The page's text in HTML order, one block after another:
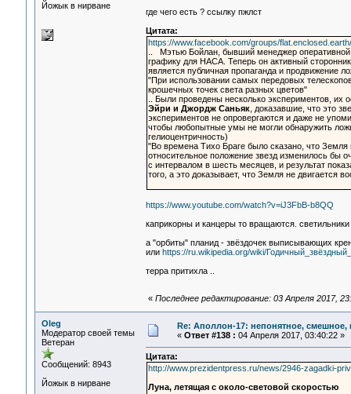
Йожык в нирване
где чего есть ? ссылку пжлст
Цитата:
https://www.facebook.com/groups/
.. Мэтью Бойлан, бывший менеджер
графику для НАСА. Теперь он активный
является публичная пропаганда и продвижение
"При использовании самых передовых
крошечных точек света разных цветов"
.. Были проведены несколько экспериментов, их
Эйри и Джордж Саньяк, доказавшие, что это
экспериментов не опровергаются и даже не
чтобы любопытные умы не могли обнаружить
гелиоцентричность)
"Во времена Тихо Браге было сказано, что
относительное положение звезд изменилось бы
с интервалом в шесть месяцев, и результат
того, а это доказывает, что Земля не
https://www.youtube.com/watch?v=iJ3FbB-b8QQ
каприкорны и канцеры то вращаются.
а "орбиты" планид - звёздочек выписывающих
или https://ru.wikipedia.org/wiki/
терра притихла ..
« Последнее редактирование: 03 Апреля 2017,
Oleg
Модератор своей темы
Ветеран
Сообщений: 8943
Йожык в нирване
Re: Аполлон-17: непонятное, смешное,
« Ответ #138 : 04 Апреля 2017, 03:40:22 »
Цитата:
http://www.prezidentpress.ru/news/2946-zagadki-
Луна, летящая с около-световой скоростью